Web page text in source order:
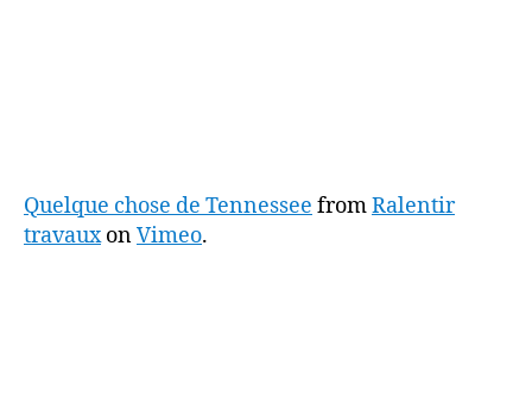
Quelque chose de Tennessee fromRalentir
travauxonVimeo.